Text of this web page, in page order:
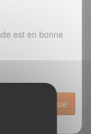
est en bonne
Historique